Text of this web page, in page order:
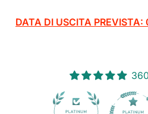
DATA DI USCITA